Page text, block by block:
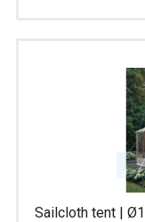
Sailcloth tent |